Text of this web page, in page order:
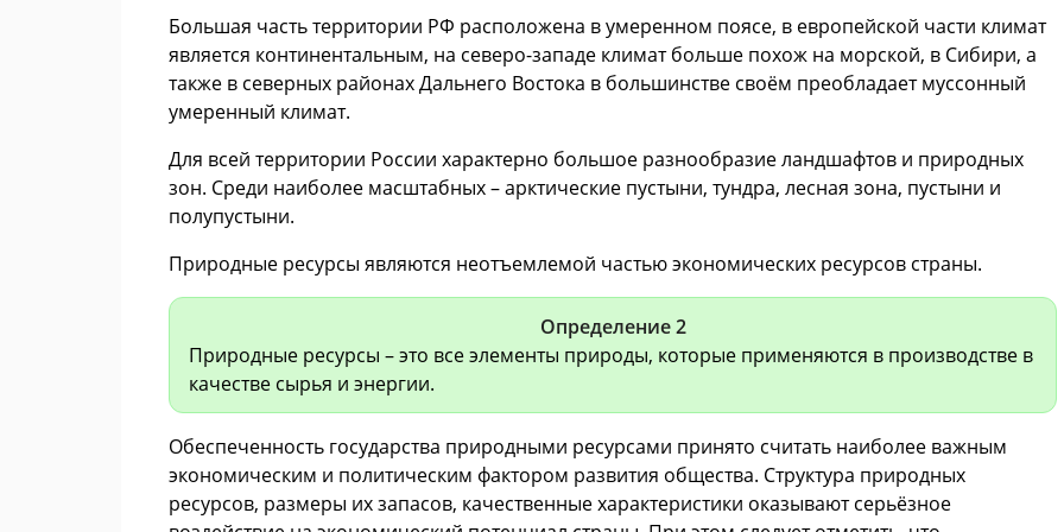
Большая часть территории РФ расположена в умеренном поясе, в европейской части климат
является континентальным, на северо-западе климат больше похож на морской, в Сибири, а
также в северных районах Дальнего Востока в большинстве своём преобладает муссонный
умеренный климат.
Для всей территории России характерно большое разнообразие ландшафтов и природных
зон. Среди наиболее масштабных – арктические пустыни, тундра, лесная зона, пустыни и
полупустыни.
Природные ресурсы являются неотъемлемой частью экономических ресурсов страны.
Определение 2
Природные ресурсы – это все элементы природы, которые применяются в производстве в
качестве сырья и энергии.
Обеспеченность государства природными ресурсами принято считать наиболее важным
экономическим и политическим фактором развития общества. Структура природных
ресурсов, размеры их запасов, качественные характеристики оказывают серьёзное